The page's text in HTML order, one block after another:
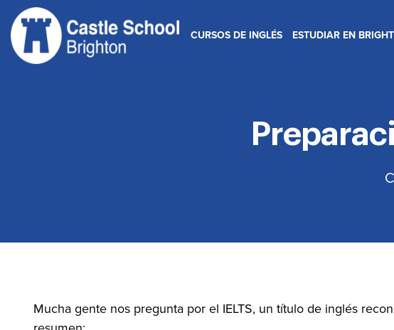
contenido
CURSOS DE INGLÉS ESTUDIAR EN
Mucha gente nos pregunta por el IELTS, un título de inglés